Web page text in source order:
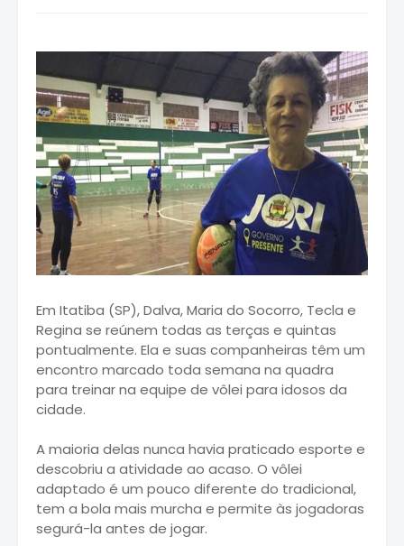
Em Itatiba (SP), Dalva, Maria do Socorro, Tecla e
Regina se reúnem todas as terças e quintas
pontualmente. Ela e suas companheiras têm um
encontro marcado toda semana na quadra
para treinar na equipe de vôlei para idosos da
cidade.
A maioria delas nunca havia praticado esporte e
descobriu a atividade ao acaso. O vôlei
adaptado é um pouco diferente do tradicional,
tem a bola mais murcha e permite às jogadoras
segurá-la antes de jogar.